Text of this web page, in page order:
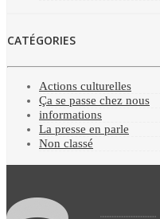
CATÉGORIES
Actions culturelles
Ça se passe chez nous
informations
La presse en parle
Non classé